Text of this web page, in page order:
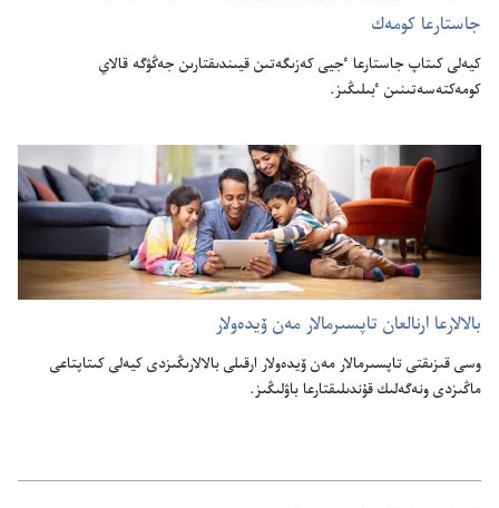
جاستارعا كومە‌ك
كيە‌لى كىتاپ جاستارعا ٴ‌جيى كە‌زىگە‌تىن قيىندىقتارىن جە‌ڭۋگە قالاي
كومە‌كتە‌سە‌تىنىن ٴ‌بىلىڭىز.‏
بالالارعا ارنالعان تاپسىرمالار مە‌ن ۆيدە‌ولار
وسى قىزىقتى تاپسىرمالار مە‌ن ۆيدە‌ولار ارقىلى بالالارىڭىزدى كيە‌لى كىتاپتاعى
ماڭىزدى ونە‌گە‌لىك قۇ‌ندىلىقتارعا باۋلىڭىز.‏